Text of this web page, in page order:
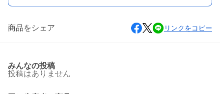
商品をシェア リンクをコピー
みんなの投稿
投稿はありません